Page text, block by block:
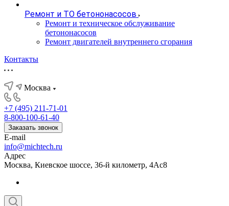
Ремонт и ТО бетононасосов
Ремонт и техническое обслуживание
бетононасосов
Ремонт двигателей внутреннего сгорания
Контакты
Москва
+7 (495) 211-71-01
8-800-100-61-40
Заказать звонок
E-mail
info@michtech.ru
Адрес
Москва, Киевское шоссе, 36-й километр, 4Ас8